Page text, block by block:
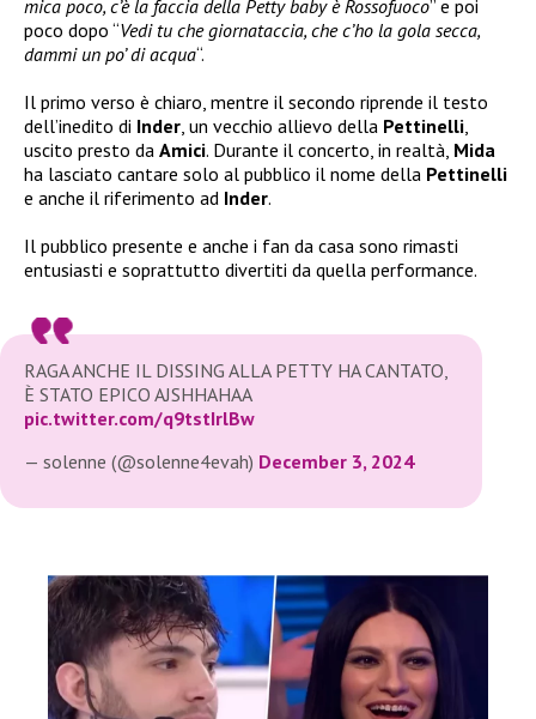
mica poco, c’è la faccia della Petty baby è Rossofuoco” e poi
poco dopo “Vedi tu che giornataccia, che c’ho la gola secca,
dammi un po’ di acqua“.
Il primo verso è chiaro, mentre il secondo riprende il testo
dell’inedito di Inder, un vecchio allievo della Pettinelli,
uscito presto da Amici. Durante il concerto, in realtà, Mida
ha lasciato cantare solo al pubblico il nome della Pettinelli
e anche il riferimento ad Inder.
Il pubblico presente e anche i fan da casa sono rimasti
entusiasti e soprattutto divertiti da quella performance.
RAGA ANCHE IL DISSING ALLA PETTY HA CANTATO,
È STATO EPICO AJSHHAHAA
pic.twitter.com/q9tstIrlBw
— solenne (@solenne4evah) December 3, 2024